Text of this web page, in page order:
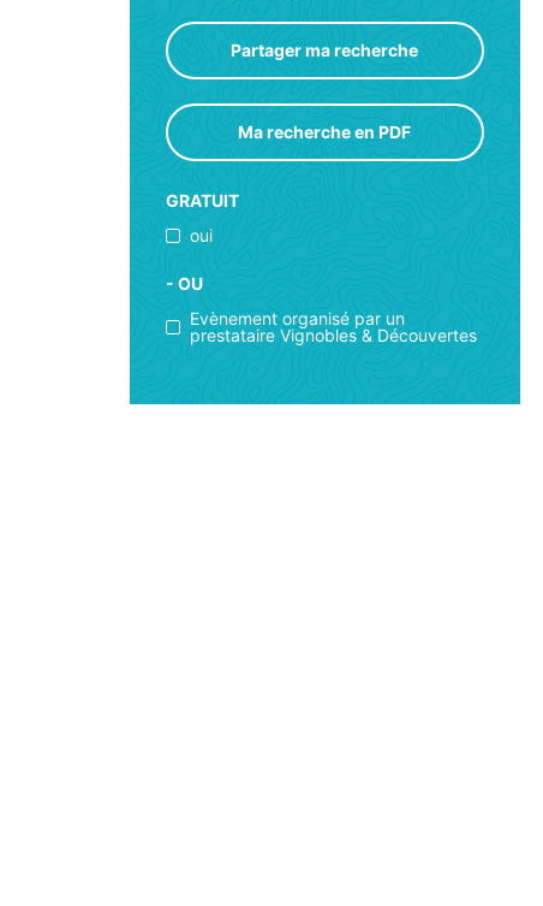
Partager ma recherche
Ma recherche en PDF
GRATUIT
oui
- OU
Evènement organisé par un
prestataire Vignobles & Découvertes